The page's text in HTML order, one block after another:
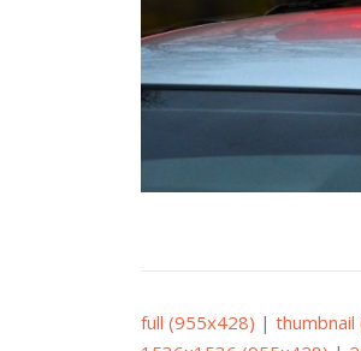
full (955x428) |